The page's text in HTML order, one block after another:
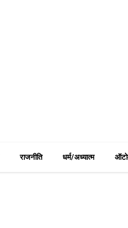
राजनीति धर्म/अध्यात्म